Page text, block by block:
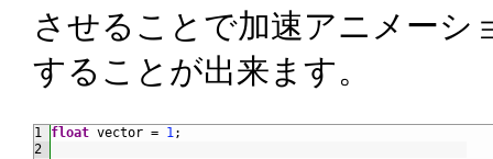
させることで加速アニメーシ
することが出来ます。
1
2
float vector = 1;